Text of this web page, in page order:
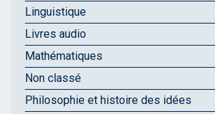
Linguistique
Livres audio
Mathématiques
Non classé
Philosophie et histoire des idées